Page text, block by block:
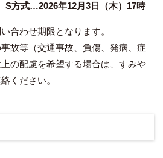
S方式…2026年12月3日（木）17時
合わせ期限となります。
故等（交通事故、負傷、発病、症
の配慮を希望する場合は、すみや
ください。